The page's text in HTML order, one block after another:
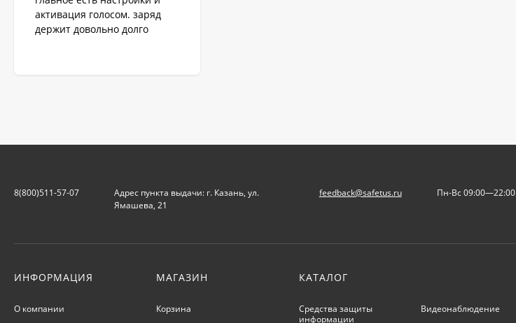
активация голосом. заряд
держит довольно долго
8(800)511-57-07
Адрес пункта выдачи: г. Казань, ул.
Ямашева, 21
feedback@safetus.ru Пн-Вс 09:00—22:00
ИНФОРМАЦИЯ
О компании
МАГАЗИН
Корзина
КАТАЛОГ
Средства защиты
информации
Видеонаблюдение